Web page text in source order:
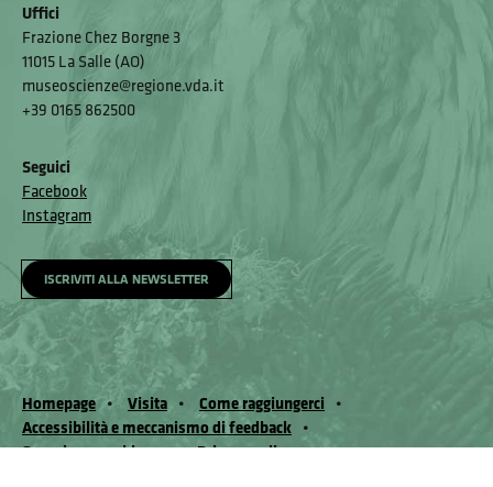
Uffici
Frazione Chez Borgne 3
11015 La Salle (AO)
museoscienze@regione.vda.it
+39 0165 862500
Seguici
Facebook
Instagram
ISCRIVITI ALLA NEWSLETTER
Homepage Visita
Come raggiungerci
Accessibilità e meccanismo di feedback
Segnala un problema
Privacy policy